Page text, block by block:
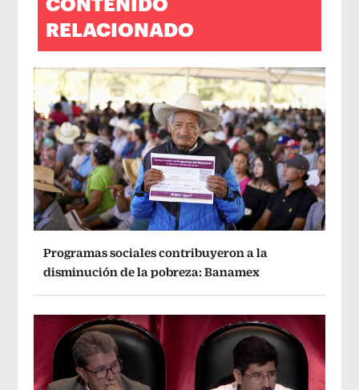
CONTENIDO
RELACIONADO
Programas sociales contribuyeron a la
disminución de la pobreza: Banamex